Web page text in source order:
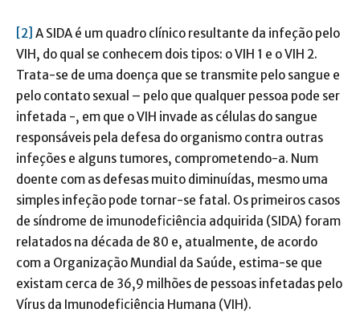
[2] A SIDA é um quadro clínico resultante da infeção pelo
VIH, do qual se conhecem dois tipos: o VIH 1 e o VIH 2.
Trata-se de uma doença que se transmite pelo sangue e
pelo contato sexual – pelo que qualquer pessoa pode ser
infetada -, em que o VIH invade as células do sangue
responsáveis pela defesa do organismo contra outras
infeções e alguns tumores, comprometendo-a. Num
doente com as defesas muito diminuídas, mesmo uma
simples infeção pode tornar-se fatal. Os primeiros casos
de síndrome de imunodeficiência adquirida (SIDA) foram
relatados na década de 80 e, atualmente, de acordo
com a Organização Mundial da Saúde, estima-se que
existam cerca de 36,9 milhões de pessoas infetadas pelo
Vírus da Imunodeficiência Humana (VIH).